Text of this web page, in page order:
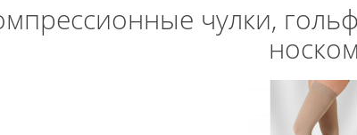
чулки,
носком